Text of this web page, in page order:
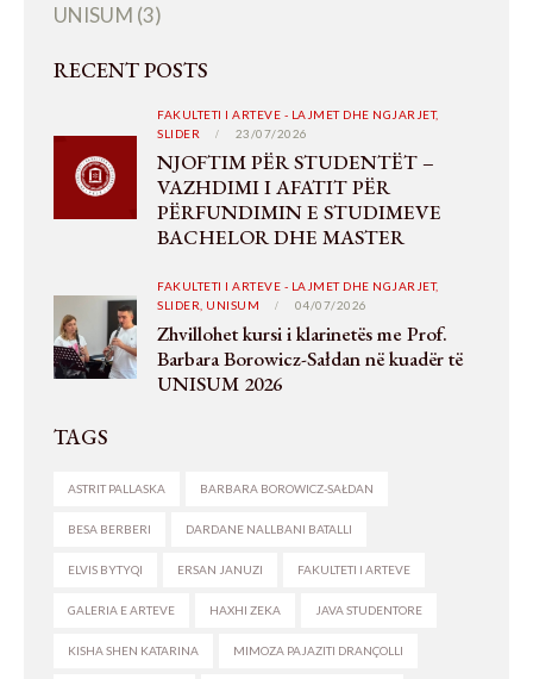
UNISUM (3)
RECENT POSTS
FAKULTETI I ARTEVE - LAJMET DHE NGJARJET,
SLIDER
23/07/2026
NJOFTIM PËR STUDENTËT –
VAZHDIMI I AFATIT PËR
PËRFUNDIMIN E STUDIMEVE
BACHELOR DHE MASTER
FAKULTETI I ARTEVE - LAJMET DHE NGJARJET,
SLIDER, UNISUM 04/07/2026
Zhvillohet kursi i klarinetës me Prof.
Barbara Borowicz-Sałdan në kuadër të
UNISUM 2026
TAGS
ASTRIT PALLASKA BARBARA BOROWICZ-SAŁDAN
BESA BERBERI DARDANE NALLBANI BATALLI
ELVIS BYTYQI ERSAN JANUZI FAKULTETI I ARTEVE
GALERIA E ARTEVE HAXHI ZEKA JAVA STUDENTORE
KISHA SHEN KATARINA MIMOZA PAJAZITI DRANÇOLLI